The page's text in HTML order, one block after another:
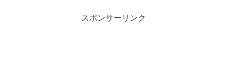
ポート版 (ESR)？派生ブラウザ
クモードにするメリットは…
スポンサーリンク